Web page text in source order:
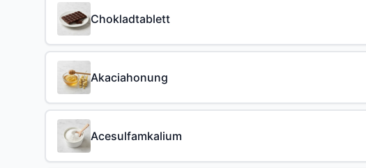
Chokladtablett
Akaciahonung
Acesulfamkalium